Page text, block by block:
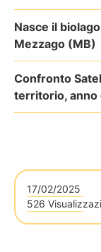
Nasce il
Mezzago (MB)
Confronto
territorio, anno
17/02/2025
526